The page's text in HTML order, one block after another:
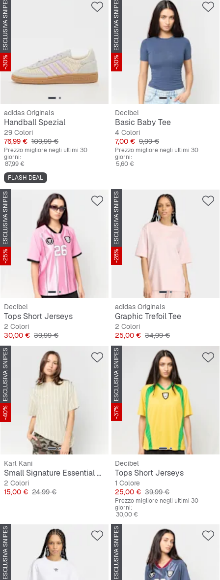
ESCLUSIVA SNIPES
-30%
adidas Originals
Handball Spezial
29 Colori
Prezzo
76,99 € Prezzo originale
109,99 €
Prezzo migliore negli ultimi 30
giorni:
87,99 €
FLASH DEAL
ESCLUSIVA SNIPES
-30%
Decibel
Basic Baby Tee
4 Colori
Prezzo
7,00 € Prezzo originale
9,99 €
Prezzo migliore negli ultimi 30
giorni:
5,60 €
ESCLUSIVA SNIPES
-25%
Decibel
Tops Short Jerseys
2 Colori
Prezzo
30,00 € Prezzo originale
39,99 €
ESCLUSIVA SNIPES
-28%
adidas Originals
Graphic Trefoil Tee
2 Colori
Prezzo
25,00 € Prezzo originale
34,99 €
ESCLUSIVA SNIPES
-40%
Karl Kani
Small Signature Essential Pinstripe OS Tee
2 Colori
Prezzo
15,00 € Prezzo originale
24,99 €
ESCLUSIVA SNIPES
-37%
Decibel
Tops Short Jerseys
1 Colore
Prezzo
25,00 € Prezzo originale
39,99 €
Prezzo migliore negli ultimi 30
giorni:
30,00 €
ESCLUSIVA SNIPES ESCLUSIVA SNIPES